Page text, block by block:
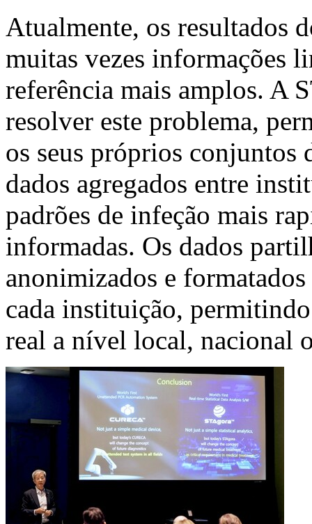
Atualmente, os resultados
muitas vezes informações
referência mais amplos. A
resolver este problema,
os seus próprios conjuntos
dados agregados entre
padrões de infeção mais
informadas. Os dados
anonimizados e
cada instituição,
real a nível local, nacional